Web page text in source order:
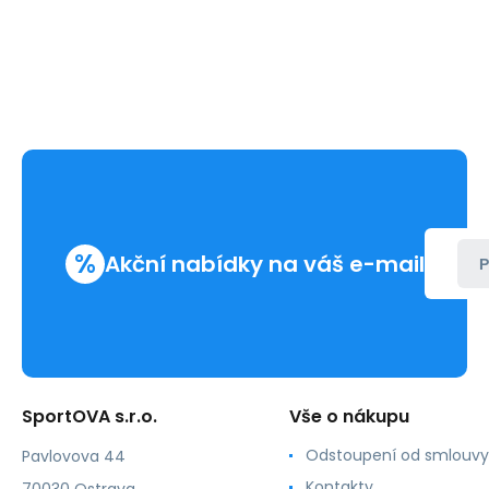
% Akční nabídky na váš e-mail
SportOVA s.r.o.
Pavlovova 44
Vše o nákupu
Odstoupení od smlouvy